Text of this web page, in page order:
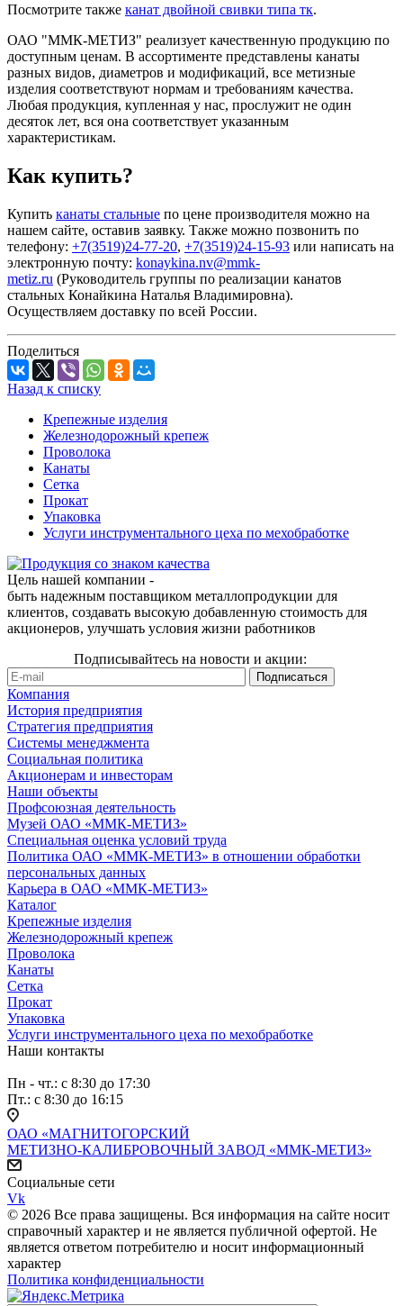
Посмотрите также канат двойной свивки типа тк.
ОАО "ММК-МЕТИЗ" реализует качественную продукцию по
доступным ценам. В ассортименте представлены канаты
разных видов, диаметров и модификаций, все метизные
изделия соответствуют нормам и требованиям качества.
Любая продукция, купленная у нас, прослужит не один
десяток лет, вся она соответствует указанным
характеристикам.
Как купить?
Купить канаты стальные по цене производителя можно на
нашем сайте, оставив заявку. Также можно позвонить по
телефону: +7(3519)24-77-20, +7(3519)24-15-93 или написать на
электронную почту: konaykina.nv@mmk-
metiz.ru (Руководитель группы по реализации канатов
стальных Конайкина Наталья Владимировна).
Осуществляем доставку по всей России.
Поделиться
Назад к списку
Крепежные изделия
Железнодорожный крепеж
Проволока
Канаты
Сетка
Прокат
Упаковка
Услуги инструментального цеха по мехобработке
Цель нашей компании -
быть надежным поставщиком металлопродукции для
клиентов, создавать высокую добавленную стоимость для
акционеров, улучшать условия жизни работников
Подписывайтесь на новости и акции:
Компания
История предприятия
Стратегия предприятия
Системы менеджмента
Социальная политика
Акционерам и инвесторам
Наши объекты
Профсоюзная деятельность
Музей ОАО «ММК-МЕТИЗ»
Специальная оценка условий труда
Политика ОАО «ММК-МЕТИЗ» в отношении обработки
персональных данных
Карьера в ОАО «ММК-МЕТИЗ»
Каталог
Крепежные изделия
Железнодорожный крепеж
Проволока
Канаты
Сетка
Прокат
Упаковка
Услуги инструментального цеха по мехобработке
Наши контакты
Пн - чт.: с 8:30 до 17:30
Пт.: с 8:30 до 16:15
ОАО «МАГНИТОГОРСКИЙ
МЕТИЗНО-КАЛИБРОВОЧНЫЙ ЗАВОД «ММК-МЕТИЗ»
Социальные сети
Vk
© 2026 Все права защищены. Вся информация на сайте носит
справочный характер и не является публичной офертой. Не
является ответом потребителю и носит информационный
характер
Политика конфиденциальности